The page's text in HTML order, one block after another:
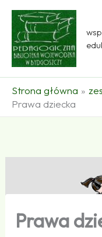
Przejdź
treści
Strona główna
Prawa dziecka
Prawa